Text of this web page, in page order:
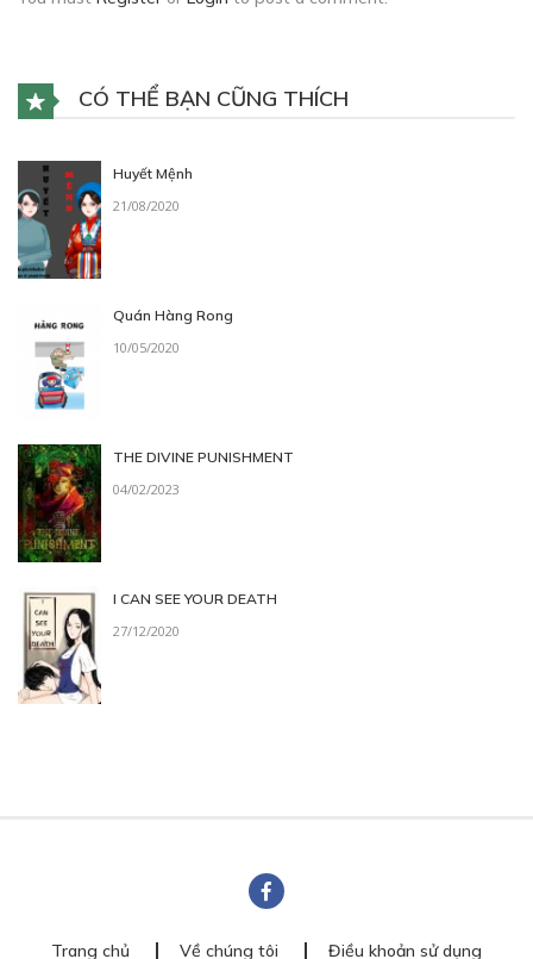
CÓ THỂ BẠN CŨNG THÍCH
Huyết Mệnh
21/08/2020
Quán Hàng Rong
10/05/2020
THE DIVINE PUNISHMENT
04/02/2023
I CAN SEE YOUR DEATH
27/12/2020
Trang chủ Về chúng tôi Điều khoản sử dụng